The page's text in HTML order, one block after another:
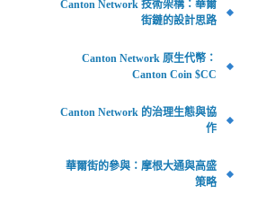
Canton Network 技術架構：華爾
街鏈的設計思路
Canton Network 原生代幣：
Canton Coin $CC
Canton Network 的治理生態與協
作
華爾街的參與：摩根大通與高盛
策略